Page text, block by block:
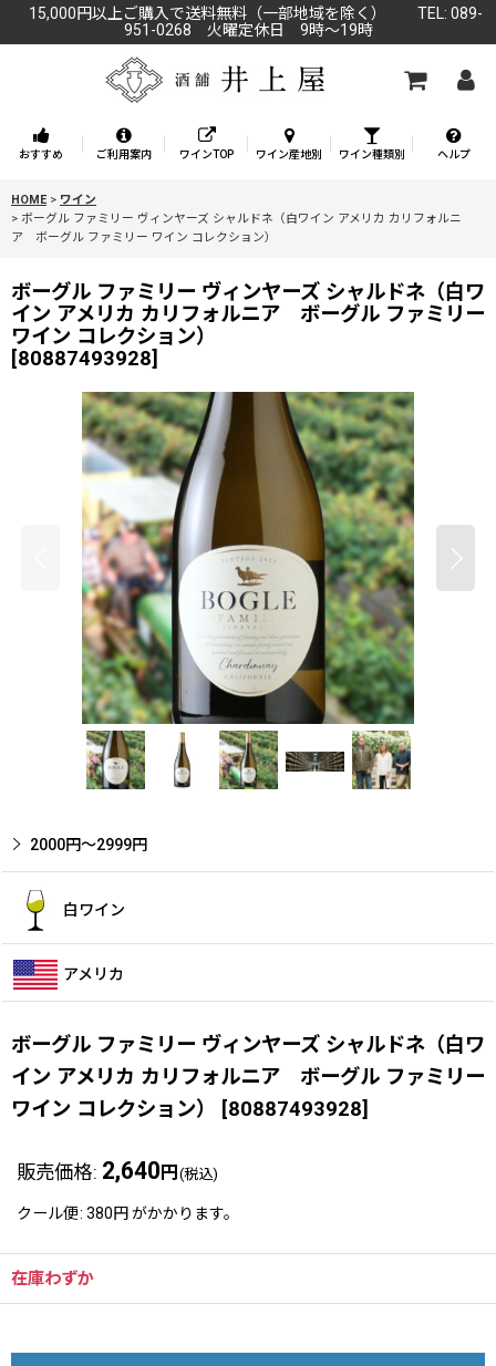
15,000円以上ご購入で送料無料（一部地域を除く） TEL: 089-
951-0268 火曜定休日 9時～19時
おすすめ ご利用案内 ワインTOP ワイン産地別 ワイン種類別 ヘルプ
HOME > ワイン
> ボーグル ファミリー ヴィンヤーズ シャルドネ（白ワイン アメリカ カリフォルニ
ア ボーグル ファミリー ワイン コレクション）
ボーグル ファミリー ヴィンヤーズ シャルドネ（白ワ
イン アメリカ カリフォルニア ボーグル ファミリー
ワイン コレクション）
[80887493928]
2000円〜2999円
白ワイン
アメリカ
ボーグル ファミリー ヴィンヤーズ シャルドネ（白ワ
イン アメリカ カリフォルニア ボーグル ファミリー
ワイン コレクション）
[80887493928]
販売価格: 2,640 円 (税込)
クール便: 380円がかかります。
在庫わずか